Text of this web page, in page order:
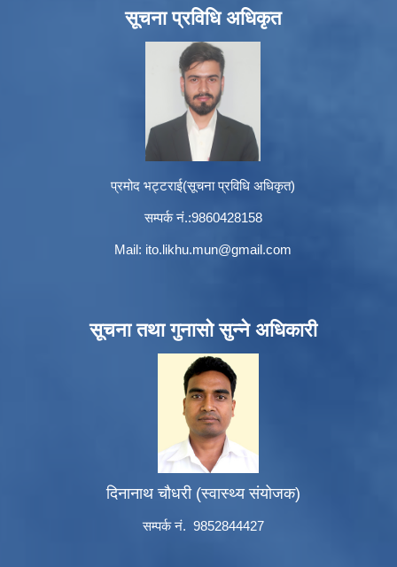
सूचना प्रविधि अधिकृत
प्रमोद भट्टराई(सूचना प्रविधि अधिकृत)
सम्पर्क नं.:9860428158
Mail: ito.likhu.mun@gmail.com
सूचना तथा गुनासो सुन्ने अधिकारी
दिनानाथ चौधरी (स्वास्थ्य संयोजक)
सम्पर्क नं. 9852844427